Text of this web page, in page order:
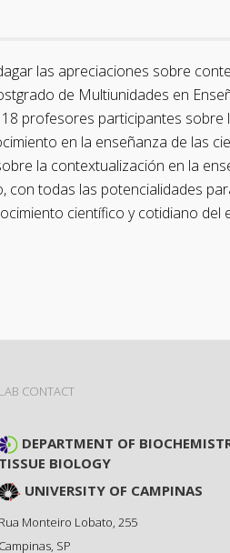
las apreciaciones sobre
de Multiunidades en
profesores participantes
en la enseñanza de las
la contextualización en la
todas las potencialidades
científico y cotidiano del
LAB CONTACT
DEPARTMENT OF
TISSUE BIOLOGY
UNIVERSITY OF CAMPINAS
Rua Monteiro Lobato, 255
Campinas, SP